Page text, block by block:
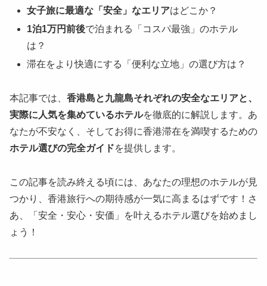
女子旅に最適な「安全」なエリアはどこか？
1泊1万円前後で泊まれる「コスパ最強」のホテル
は？
滞在をより快適にする「便利な立地」の選び方は？
本記事では、 香港島と九龍島それぞれの安全なエリアと、
実際に人気を集めているホテルを徹底的に解説します。あ
なたが不安なく、そしてお得に香港滞在を満喫するための
ホテル選びの完全ガイドを提供します。
この記事を読み終える頃には、あなたの理想のホテルが見
つかり、香港旅行への期待感が一気に高まるはずです！さ
あ、「安全・安心・安価」を叶えるホテル選びを始めまし
ょう！